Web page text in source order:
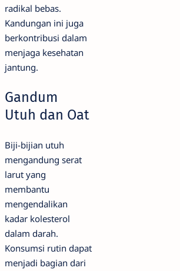
radikal bebas.
Kandungan ini juga
berkontribusi dalam
menjaga kesehatan
jantung.
Gandum
Utuh dan Oat
Biji-bijian utuh
mengandung serat
larut yang
membantu
mengendalikan
kadar kolesterol
dalam darah.
Konsumsi rutin dapat
menjadi bagian dari